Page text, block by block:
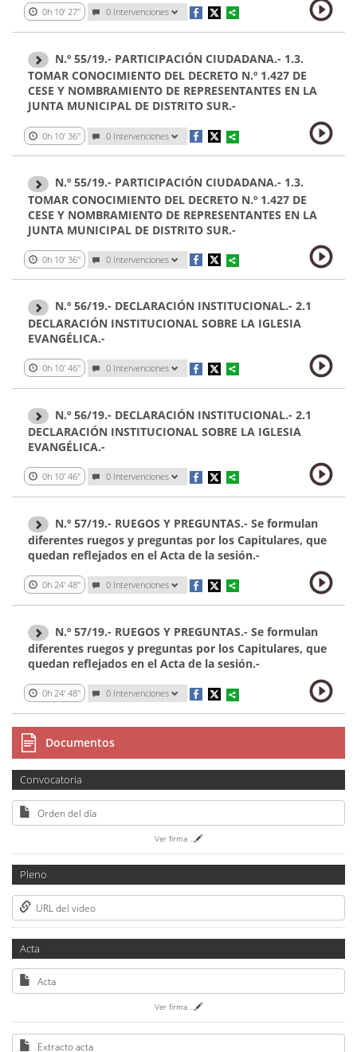
0h 10' 27'' 0 Intervenciones
N.º 55/19.- PARTICIPACIÓN CIUDADANA.- 1.3.
TOMAR CONOCIMIENTO DEL DECRETO N.º 1.427 DE
CESE Y NOMBRAMIENTO DE REPRESENTANTES EN LA
JUNTA MUNICIPAL DE DISTRITO SUR.-
0h 10' 36'' 0 Intervenciones
N.º 55/19.- PARTICIPACIÓN CIUDADANA.- 1.3.
TOMAR CONOCIMIENTO DEL DECRETO N.º 1.427 DE
CESE Y NOMBRAMIENTO DE REPRESENTANTES EN LA
JUNTA MUNICIPAL DE DISTRITO SUR.-
0h 10' 36'' 0 Intervenciones
N.º 56/19.- DECLARACIÓN INSTITUCIONAL.- 2.1
DECLARACIÓN INSTITUCIONAL SOBRE LA IGLESIA
EVANGÉLICA.-
0h 10' 46'' 0 Intervenciones
N.º 56/19.- DECLARACIÓN INSTITUCIONAL.- 2.1
DECLARACIÓN INSTITUCIONAL SOBRE LA IGLESIA
EVANGÉLICA.-
0h 10' 46'' 0 Intervenciones
N.º 57/19.- RUEGOS Y PREGUNTAS.- Se formulan
diferentes ruegos y preguntas por los Capitulares, que
quedan reflejados en el Acta de la sesión.-
0h 24' 48'' 0 Intervenciones
N.º 57/19.- RUEGOS Y PREGUNTAS.- Se formulan
diferentes ruegos y preguntas por los Capitulares, que
quedan reflejados en el Acta de la sesión.-
0h 24' 48'' 0 Intervenciones
Documentos
Convocatoria
Orden del día
Ver firma
Pleno
URL del video
Acta
Acta
Ver firma ...
Extracto acta